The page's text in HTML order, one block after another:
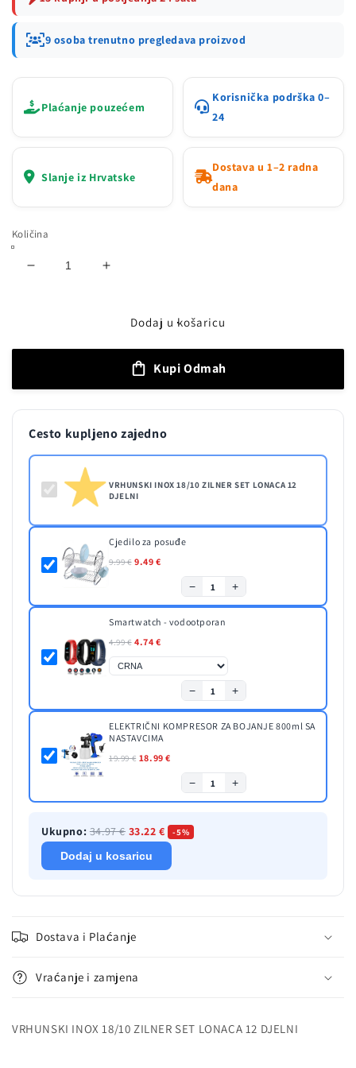
9 osoba trenutno pregledava proizvod
Plaćanje pouzećem
Korisnička podrška 0–
24
Slanje iz Hrvatske
Dostava u 1–2 radna
dana
Količina
Smanji
SET
LONACA
DJELNI
Povećaj
VRHUNSKI
ZILNER
SET
LONACA
DJELNI
Dodaj u košaricu
Kupi Odmah
Cesto kupljeno zajedno
VRHUNSKI INOX 18/10 ZILNER SET LONACA 12
DJELNI
Cjedilo za posuđe
9.99 € 9.49 €
− 1 +
Smartwatch - vodootporan
4.99 € 4.74 €
− 1 +
ELEKTRIČNI KOMPRESOR ZA BOJANJE 800ml SA
NASTAVCIMA
19.99 € 18.99 €
− 1 +
Ukupno: 34.97 € 33.22 € -5%
Dodaj u kosaricu
Dostava i Plaćanje
Vraćanje i zamjena
VRHUNSKI INOX 18/10 ZILNER SET LONACA 12 DJELNI